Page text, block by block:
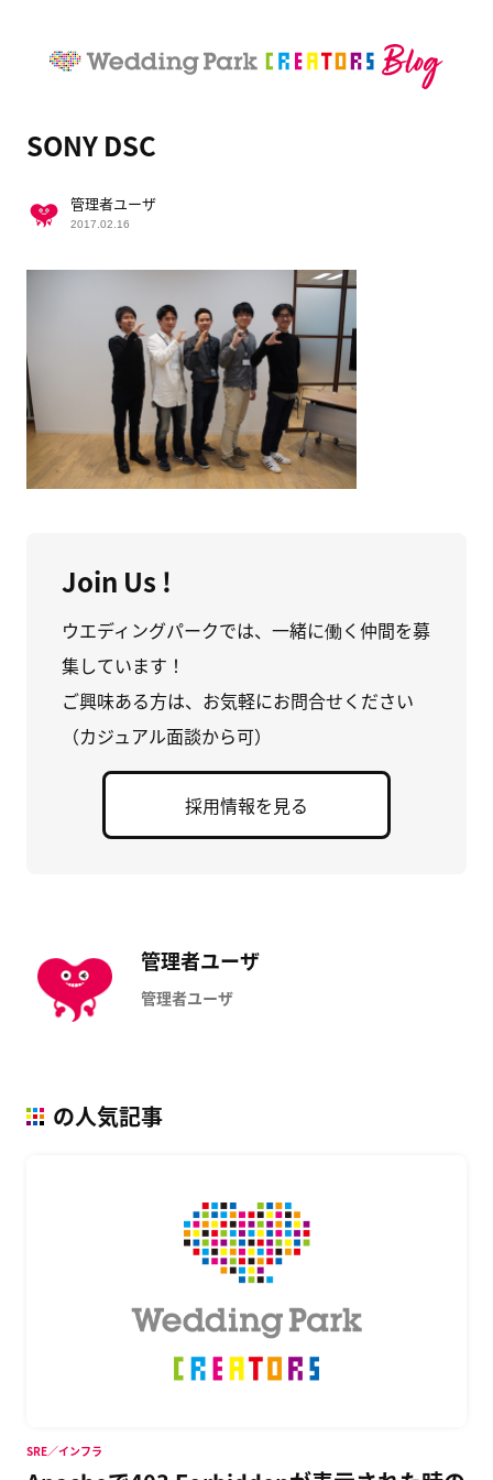
SONY DSC
管理者ユーザ
2017.02.16
Join Us !
ウエディングパークでは、一緒に働く仲間を募
集しています！
ご興味ある方は、お気軽にお問合せください
（カジュアル面談から可）
採用情報を見る
管理者ユーザ
管理者ユーザ
の人気記事
SRE／インフラ